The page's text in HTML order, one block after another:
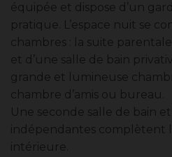
équipée et dispose d’un
pratique. L’espace nuit se
chambres : la suite
et d’une salle de bain
grande et lumineuse
chambre d’amis ou bureau.
Une seconde salle de bain
indépendantes complètent
intérieure.